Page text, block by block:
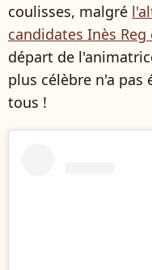
coulisses, malgré
candidates Inès Reg
départ de
plus célèbre n'a
tous !